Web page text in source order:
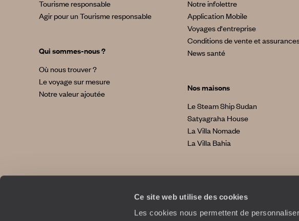
Ce site web utilise des cookies
Les cookies nous permettent de
Tourisme responsable
Agir pour un Tourisme responsable
Qui sommes-nous ?
Où nous trouver ?
Le voyage sur mesure
Notre valeur ajoutée
Notre infolettre
Application Mobile
Voyages d'entreprise
Conditions de vente et
News santé
Nos maisons
Le Steam Ship Sudan
Satyagraha House
La Villa Nomade
La Villa Bahia